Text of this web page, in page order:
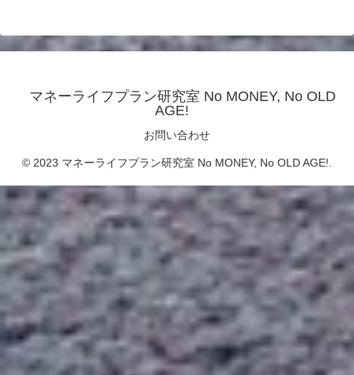
マネーライフプラン研究室 No MONEY, No OLD
AGE!
お問い合わせ
© 2023 マネーライフプラン研究室 No MONEY, No OLD AGE!.